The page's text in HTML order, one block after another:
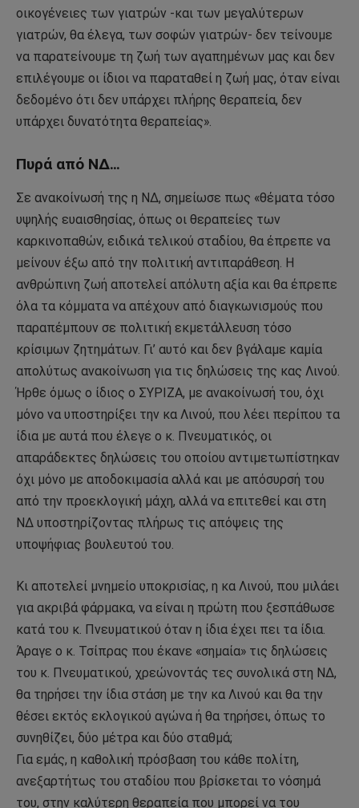
οικογένειες των γιατρών -και των μεγαλύτερων
γιατρών, θα έλεγα, των σοφών γιατρών- δεν τείνουμε
να παρατείνουμε τη ζωή των αγαπημένων μας και δεν
επιλέγουμε οι ίδιοι να παραταθεί η ζωή μας, όταν είναι
δεδομένο ότι δεν υπάρχει πλήρης θεραπεία, δεν
υπάρχει δυνατότητα θεραπείας».
Πυρά από ΝΔ…
Σε ανακοίνωσή της η ΝΔ, σημείωσε πως «θέματα τόσο
υψηλής ευαισθησίας, όπως οι θεραπείες των
καρκινοπαθών, ειδικά τελικού σταδίου, θα έπρεπε να
μείνουν έξω από την πολιτική αντιπαράθεση. Η
ανθρώπινη ζωή αποτελεί απόλυτη αξία και θα έπρεπε
όλα τα κόμματα να απέχουν από διαγκωνισμούς που
παραπέμπουν σε πολιτική εκμετάλλευση τόσο
κρίσιμων ζητημάτων. Γι’ αυτό και δεν βγάλαμε καμία
απολύτως ανακοίνωση για τις δηλώσεις της κας Λινού.
Ήρθε όμως ο ίδιος ο ΣΥΡΙΖΑ, με ανακοίνωσή του, όχι
μόνο να υποστηρίξει την κα Λινού, που λέει περίπου τα
ίδια με αυτά που έλεγε ο κ. Πνευματικός, οι
απαράδεκτες δηλώσεις του οποίου αντιμετωπίστηκαν
όχι μόνο με αποδοκιμασία αλλά και με απόσυρσή του
από την προεκλογική μάχη, αλλά να επιτεθεί και στη
ΝΔ υποστηρίζοντας πλήρως τις απόψεις της
υποψήφιας βουλευτού του.
Κι αποτελεί μνημείο υποκρισίας, η κα Λινού, που μιλάει
για ακριβά φάρμακα, να είναι η πρώτη που ξεσπάθωσε
κατά του κ. Πνευματικού όταν η ίδια έχει πει τα ίδια.
Άραγε ο κ. Τσίπρας που έκανε «σημαία» τις δηλώσεις
του κ. Πνευματικού, χρεώνοντάς τες συνολικά στη ΝΔ,
θα τηρήσει την ίδια στάση με την κα Λινού και θα την
θέσει εκτός εκλογικού αγώνα ή θα τηρήσει, όπως το
συνηθίζει, δύο μέτρα και δύο σταθμά;
Για εμάς, η καθολική πρόσβαση του κάθε πολίτη,
ανεξαρτήτως του σταδίου που βρίσκεται το νόσημά
του, στην καλύτερη θεραπεία που μπορεί να του